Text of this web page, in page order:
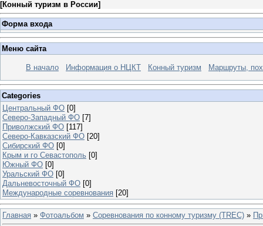
[Конный туризм в России]
Форма входа
Меню сайта
В начало Информация о НЦКТ Конный туризм Маршруты,
Categories
Центральный ФО [0]
Северо-Западный ФО [7]
Приволжский ФО [117]
Северо-Кавказский ФО [20]
Сибирский ФО [0]
Крым и го Севастополь [0]
Южный ФО [0]
Уральский ФО [0]
Дальневосточный ФО [0]
Международные соревнования [20]
Главная » Фотоальбом » Соревнования по конному туризму (TREC) »